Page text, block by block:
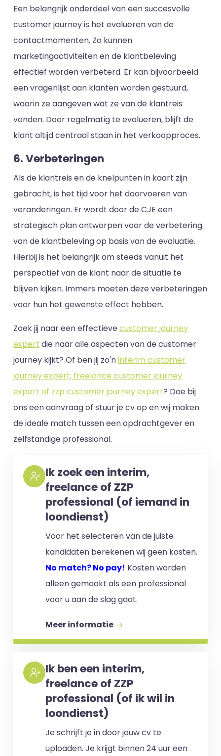
Een belangrijk onderdeel van een succesvolle
customer journey is het evalueren van de
contactmomenten. Zo kunnen
marketingactiviteiten en de klantbeleving
effectief worden verbeterd. Er kan bijvoorbeeld
een vragenlijst aan klanten worden gestuurd,
waarin ze aangeven wat ze van de klantreis
vonden. Door regelmatig te evalueren, blijft de
klant altijd centraal staan in het verkoopproces.
6. Verbeteringen
Als de klantreis en de knelpunten in kaart zijn
gebracht, is het tijd voor het doorvoeren van
veranderingen. Er wordt door de CJE een
strategisch plan ontworpen voor de verbetering
van de klantbeleving op basis van de evaluatie.
Hierbij is het belangrijk om steeds vanuit het
perspectief van de klant naar de situatie te
blijven kijken. Immers moeten deze verbeteringen
voor hun het gewenste effect hebben.
Zoek jij naar een effectievecustomer journey
expert die naar alle aspecten van de customer
journey kijkt? Of ben jij zo'ninterim customer
journey expert, freelance customer journey
expert of zzp customer journey expert? Doe bij
ons een aanvraag of stuur je cv op en wij maken
de ideale match tussen een opdrachtgever en
zelfstandige professional.
Ik zoek een interim,
freelance of ZZP
professional (of iemand in
loondienst)
Voor het selecteren van de juiste
kandidaten berekenen wij geen kosten.
No match? No pay! Kosten worden
alleen gemaakt als een professional
voor u aan de slag gaat.
Meer informatie
Ik ben een interim,
freelance of ZZP
professional (of ik wil in
loondienst)
Je schrijft je in door jouw cv te
uploaden. Je krijgt binnen 24 uur een